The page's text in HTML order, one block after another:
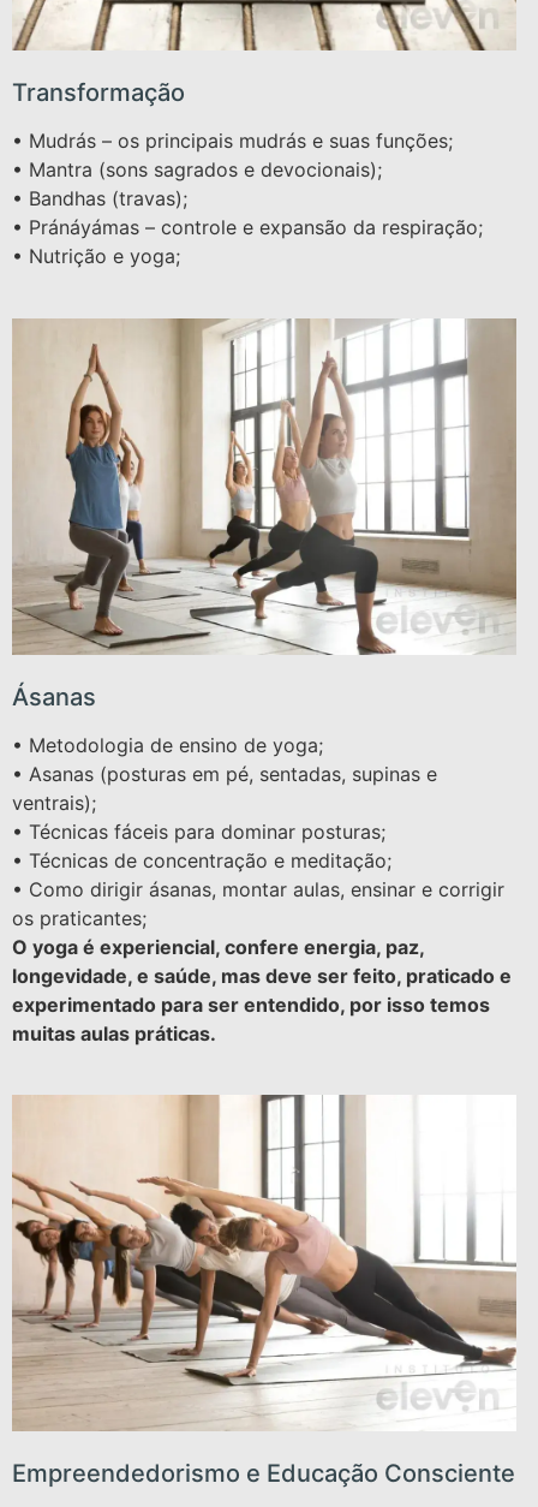
Transformação
• Mudrás – os principais mudrás e suas funções;
• Mantra (sons sagrados e devocionais);
• Bandhas (travas);
• Pránáyámas – controle e expansão da respiração;
• Nutrição e yoga;
Ásanas
• Metodologia de ensino de yoga;
• Asanas (posturas em pé, sentadas, supinas e
ventrais);
• Técnicas fáceis para dominar posturas;
• Técnicas de concentração e meditação;
• Como dirigir ásanas, montar aulas, ensinar e corrigir
os praticantes;
O yoga é experiencial, confere energia, paz,
longevidade, e saúde, mas deve ser feito, praticado e
experimentado para ser entendido, por isso temos
muitas aulas práticas.
Empreendedorismo e Educação Consciente